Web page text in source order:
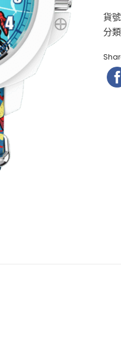
貨
分
Hello Kitty 小童尼龍
$